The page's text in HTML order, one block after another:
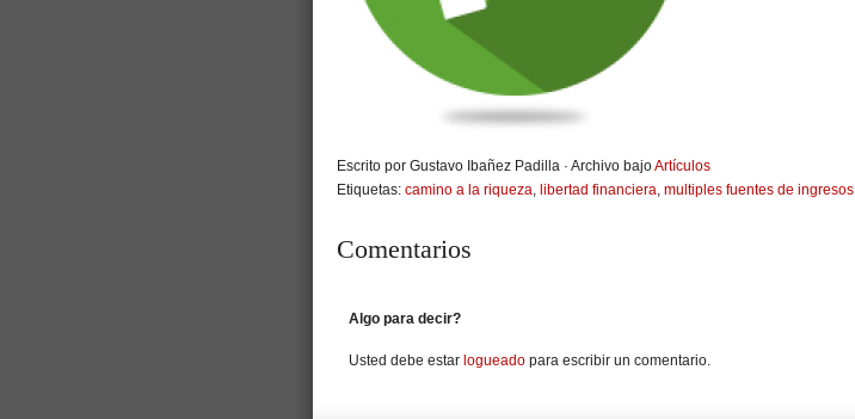
Escrito por Gustavo Ibañez Padilla · Archivo bajoArtículos
Etiquetas: camino a la riqueza, libertad financiera, multiples fuentes de ingresos
Comentarios
Algo para decir?
Usted debe estar logueado para escribir un comentario.